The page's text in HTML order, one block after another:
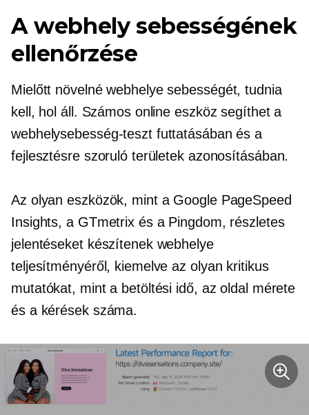
A webhely sebességének
ellenőrzése
Mielőtt növelné webhelye sebességét, tudnia
kell, hol áll. Számos online eszköz segíthet a
webhelysebesség-teszt futtatásában és a
fejlesztésre szoruló területek azonosításában.
Az olyan eszközök, mint a Google PageSpeed ​​
Insights, a GTmetrix és a Pingdom, részletes
jelentéseket készítenek webhelye
teljesítményéről, kiemelve az olyan kritikus
mutatókat, mint a betöltési idő, az oldal mérete
és a kérések száma.